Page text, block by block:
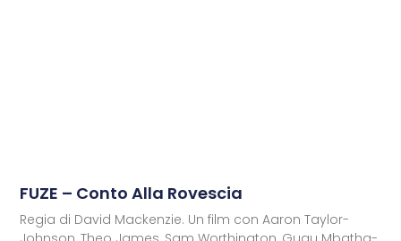
FUZE – Conto Alla Rovescia
Regia di David Mackenzie. Un film con Aaron Taylor-